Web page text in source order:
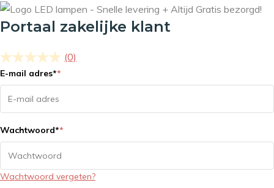
Portaal zakelijke klant
(0)
E-mail adres**
Wachtwoord**
Wachtwoord vergeten?